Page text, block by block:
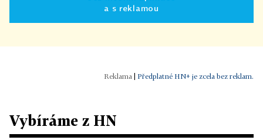
a s reklamou
Předplatné HN+ je zcela bez reklam.
Vybíráme z HN